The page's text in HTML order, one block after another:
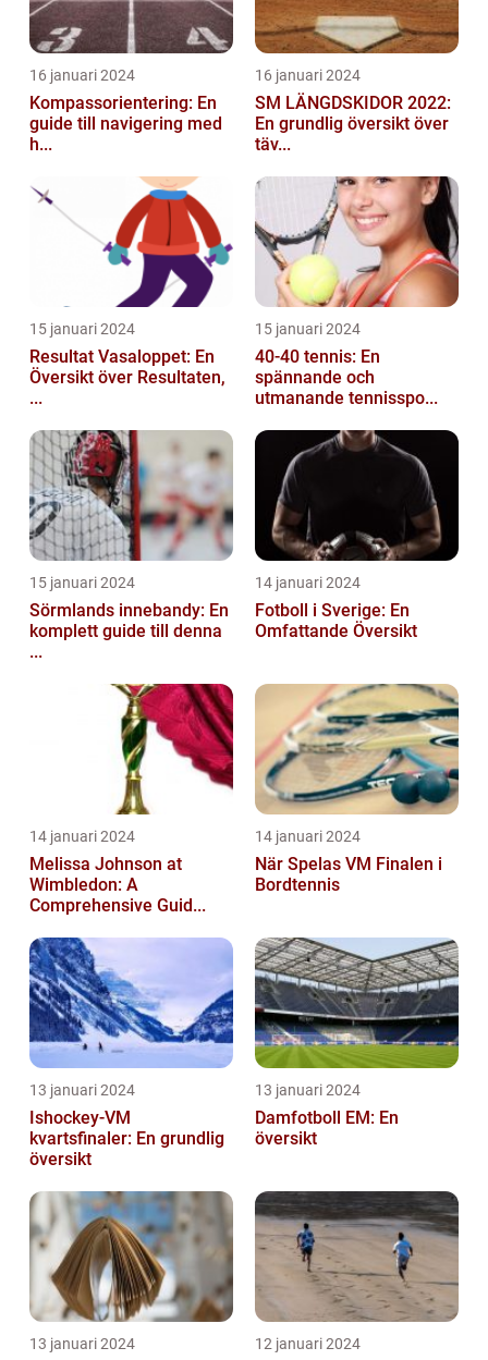
16 januari 2024
Kompassorientering: En
guide till navigering med
h...
16 januari 2024
SM LÄNGDSKIDOR 2022:
En grundlig översikt över
täv...
15 januari 2024
Resultat Vasaloppet: En
Översikt över Resultaten,
...
15 januari 2024
40-40 tennis: En
spännande och
utmanande tennisspo...
15 januari 2024
Sörmlands innebandy: En
komplett guide till denna
...
14 januari 2024
Fotboll i Sverige: En
Omfattande Översikt
14 januari 2024
Melissa Johnson at
Wimbledon: A
Comprehensive Guid...
14 januari 2024
När Spelas VM Finalen i
Bordtennis
13 januari 2024
Ishockey-VM
kvartsfinaler: En grundlig
översikt
13 januari 2024
Damfotboll EM: En
översikt
13 januari 2024 12 januari 2024